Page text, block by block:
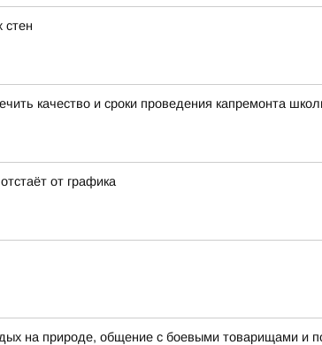
стен
качество и сроки проведения капремонта
от графика
природе, общение с боевыми товарищами и